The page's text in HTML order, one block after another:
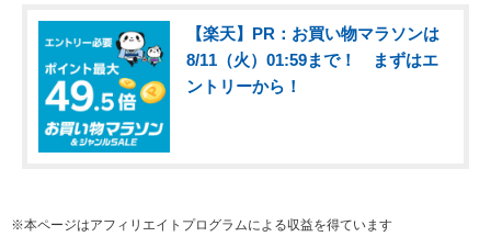
【楽天】PR：お買い物マラソンは
8/11（火）01:59まで！ まずはエ
ントリーから！
※本ページはアフィリエイトプログラムによる収益を得ています